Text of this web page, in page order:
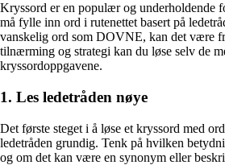
Kryssord er en populær og underholdende
må fylle inn ord i rutenettet basert på
vanskelig ord som DOVNE, kan det være
tilnærming og strategi kan du løse selv de
kryssordoppgavene.
1. Les ledetråden nøye
Det første steget i å løse et kryssord med
ledetråden grundig. Tenk på hvilken
og om det kan være en synonym eller